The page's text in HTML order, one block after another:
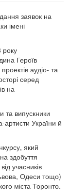
заявок на
імені
року
Героїв
аудіо- та
серед
на
та випускники
артисти України й
який
здобуття
учасників
Одеси тощо)
міста Торонто.